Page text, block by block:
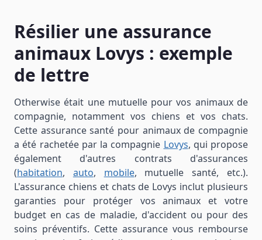
Résilier une assurance
animaux Lovys : exemple
de lettre
Otherwise était une mutuelle pour vos animaux de
compagnie, notamment vos chiens et vos chats.
Cette assurance santé pour animaux de compagnie
a été rachetée par la compagnie Lovys, qui propose
également d'autres contrats d'assurances
(habitation, auto, mobile, mutuelle santé, etc.).
L'assurance chiens et chats de Lovys inclut plusieurs
garanties pour protéger vos animaux et votre
budget en cas de maladie, d'accident ou pour des
soins préventifs. Cette assurance vous rembourse